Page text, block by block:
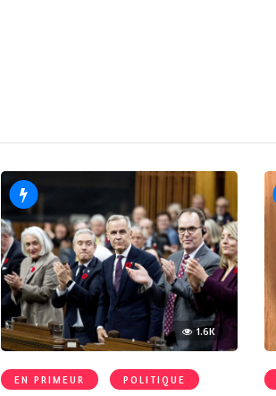
1.6K
EN PRIMEUR POLITIQUE